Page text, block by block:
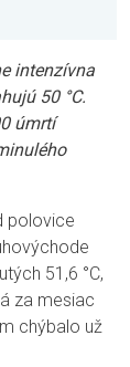
intenzívna
50 °C.
úmrtí
polovice
51,6 °C,
za mesiac
chýbalo už